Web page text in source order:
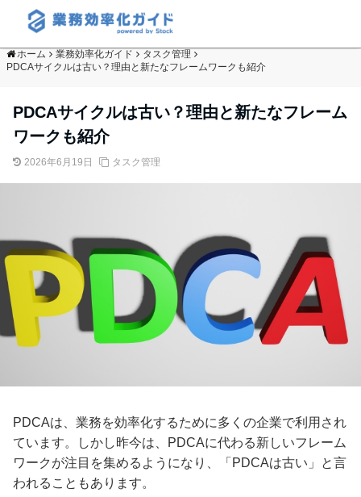
ホーム 業務効率化ガイド
タスク管理
PDCAサイクルは古い？理由と新たなフレームワークも紹介
PDCAサイクルは古い？理由と新たなフレーム
ワークも紹介
2026年6月19日 タスク管理
PDCAは、業務を効率化するために多くの企業で利用され
ています。しかし昨今は、PDCAに代わる新しいフレーム
ワークが注目を集めるようになり、「PDCAは古い」と言
われることもあります。